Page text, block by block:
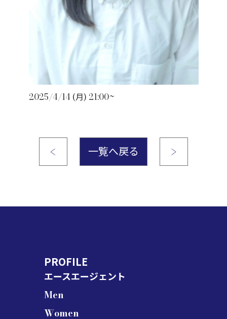
2025/4/14 (月) 21:00~
一覧へ戻る
PROFILE
エースエージェント
Men
Women